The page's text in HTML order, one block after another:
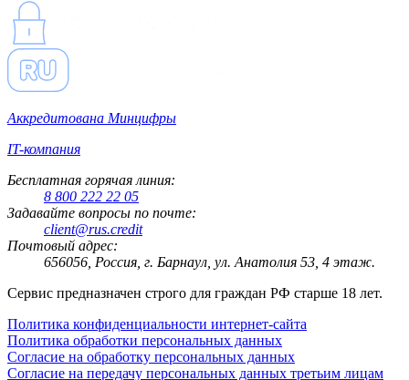
Аккредитована Минцифры
IT-компания
Бесплатная горячая линия:
8 800 222 22 05
Задавайте вопросы по почте:
client@rus.credit
Почтовый адрес:
656056, Россия, г. Барнаул, ул. Анатолия 53, 4 этаж.
Сервис предназначен строго для граждан РФ старше 18 лет.
Политика конфиденциальности интернет-сайта
Политика обработки персональных данных
Согласие на обработку персональных данных
Согласие на передачу персональных данных третьим лицам